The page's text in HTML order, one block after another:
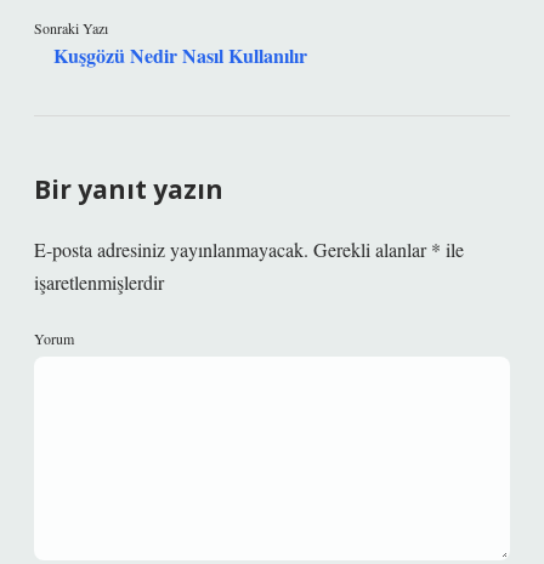
Sonraki Yazı
Kuşgözü Nedir Nasıl Kullanılır
Bir yanıt yazın
E-posta adresiniz yayınlanmayacak. Gerekli alanlar* ile
işaretlenmişlerdir
Yorum